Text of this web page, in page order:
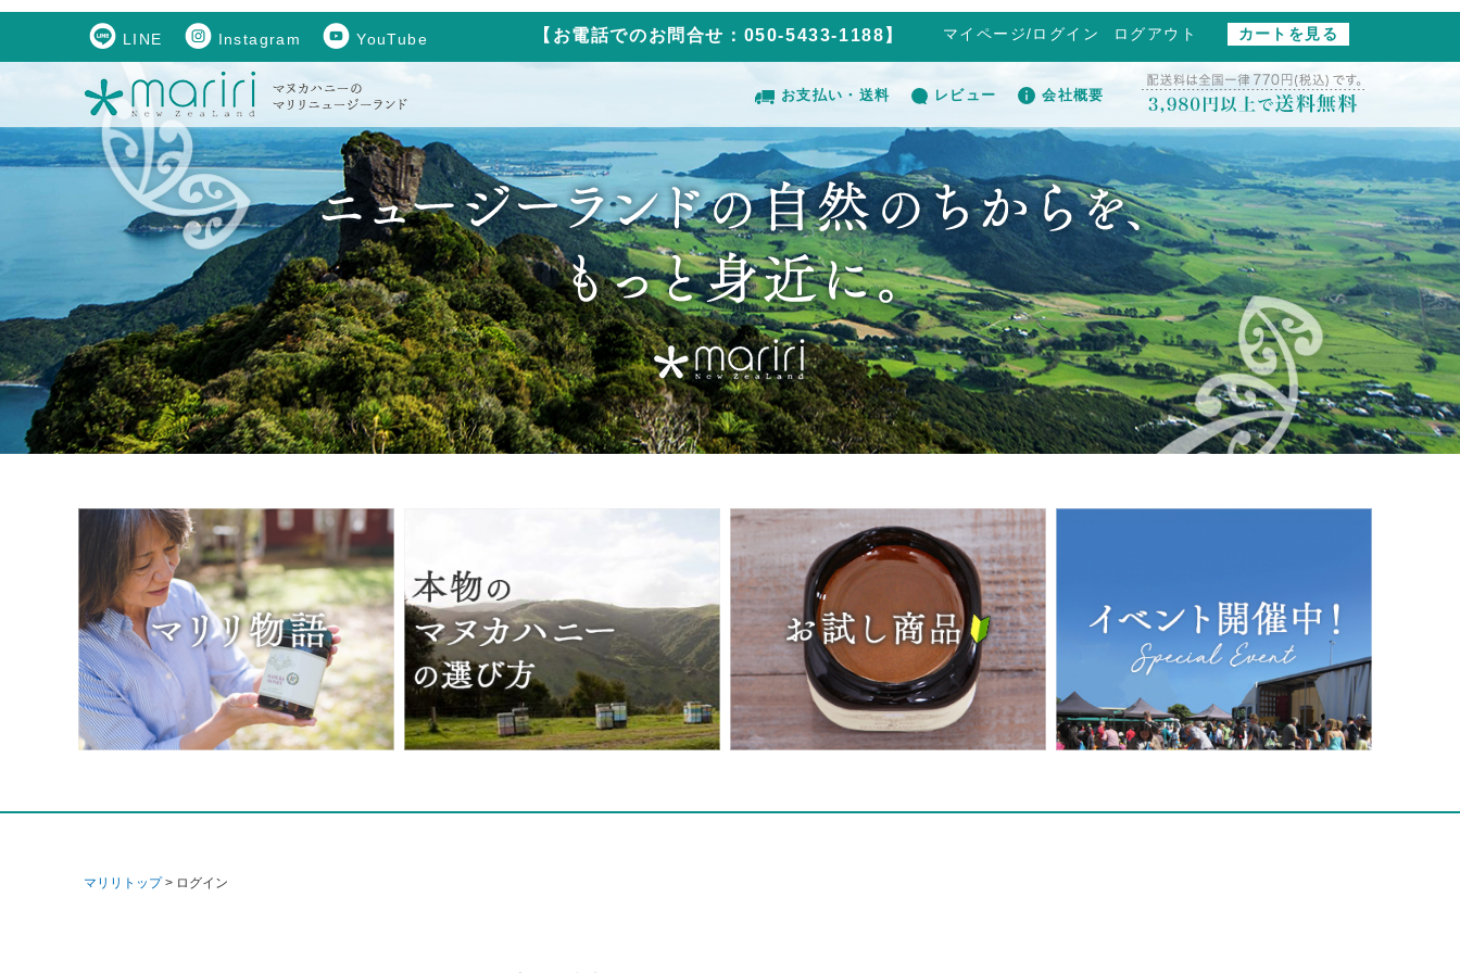
LINE Instagram YouTube 【お電話でのお問合せ：050-5433-1188】 マイページ/ログイン ログアウト カートを見る
お支払い・送料 レビュー 会社概要
マリリトップ ログイン